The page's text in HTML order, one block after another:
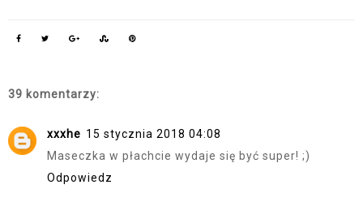
39 komentarzy:
xxxhe 15 stycznia 2018 04:08
Maseczka w płachcie wydaje się być super! ;)
Odpowiedz